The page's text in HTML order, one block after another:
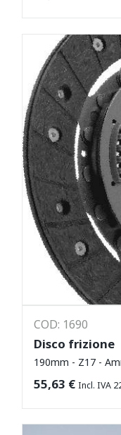
COD: 1690
Disco frizione
190mm - Z17 -
55,63 € Incl. IVA